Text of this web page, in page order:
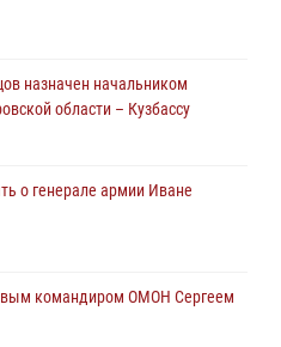
попытку хищения товара
назначен начальником
области – Кузбассу
о генерале армии Иване
командиром ОМОН Сергеем